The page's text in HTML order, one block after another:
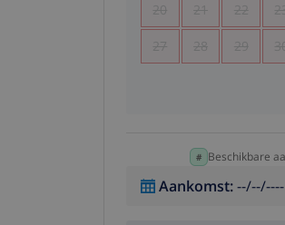
20 21 22
27 28 29
Beschikbare
Aankomst:--/--/----